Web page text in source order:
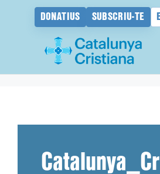
DONATIUS SUBSCRIU-TE